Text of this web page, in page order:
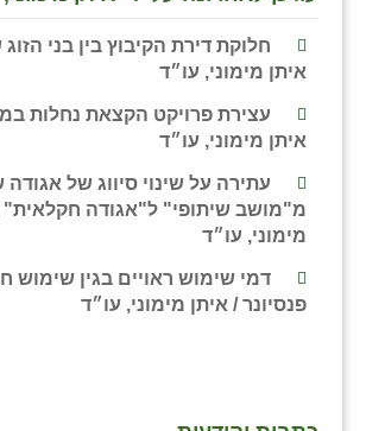
חלוקת דירת הקיבוץ בין בני
איתן מימוני, עו״ד
עצירת פרויקט הקצאת נחלות
איתן מימוני, עו״ד
עתירה על שינוי סיווג של אגודה
מ"מושב שיתופי" ל"אגודה חקלאית"
מימוני, עו״ד
דמי שימוש ראויים בגין שימוש
פנסיונר / איתן מימוני, עו״ד
רמות השבים
רמת הדר
שבי ציון
שדה ורבורג
שדה צבי
שדמה